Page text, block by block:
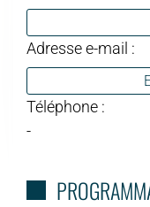
Adresse e-mail :
Téléphone :
-